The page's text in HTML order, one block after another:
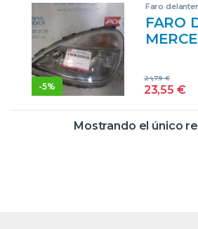
-5%
Faro
FARO
CDI
23,55 €
24,79€
Mostrando el único